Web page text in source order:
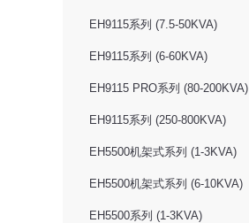
EH9115系列 (7.5-50KVA)
EH9115系列 (6-60KVA)
EH9115 PRO系列 (80-200KVA)
EH9115系列 (250-800KVA)
EH5500机架式系列 (1-3KVA)
EH5500机架式系列 (6-10KVA)
EH5500系列 (1-3KVA)